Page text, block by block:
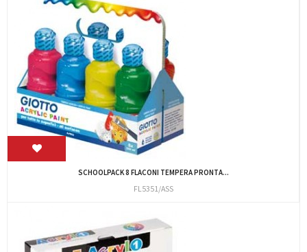
SCHOOLPACK 8 FLACONI TEMPERA PRONTA...
FL5351/ASS